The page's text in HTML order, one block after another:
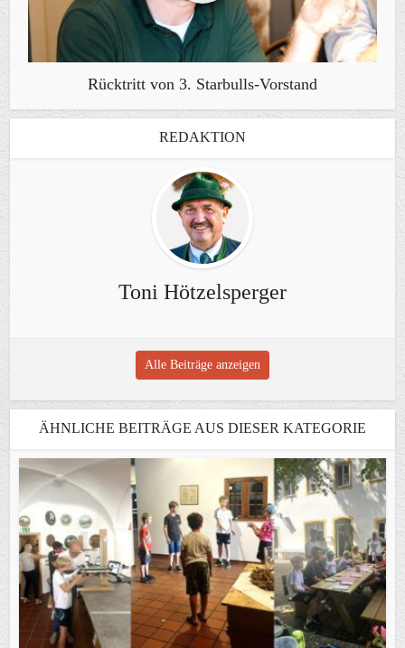
Rücktritt von 3. Starbulls-Vorstand
REDAKTION
Toni Hötzelsperger
Alle Beiträge anzeigen
ÄHNLICHE BEITRÄGE AUS DIESER KATEGORIE